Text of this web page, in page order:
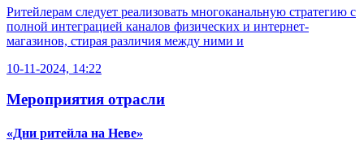
Ритейлерам следует реализовать многоканальную стратегию с
полной интеграцией каналов физических и интернет-
магазинов, стирая различия между ними и
10-11-2024, 14:22
Мероприятия отрасли
«Дни ритейла на Неве»